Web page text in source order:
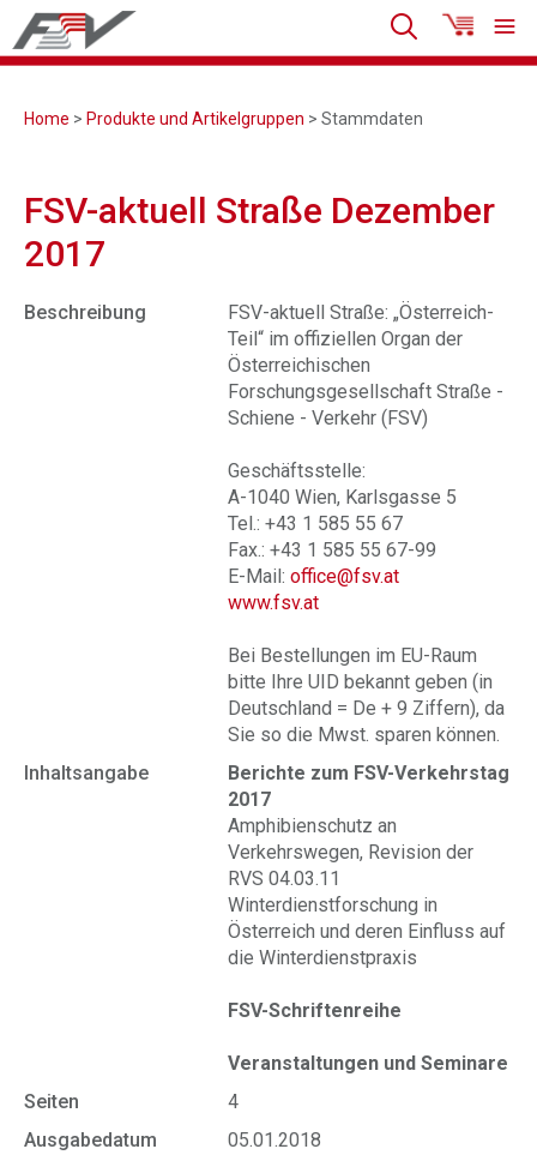
Home > Produkte und Artikelgruppen > Stammdaten
FSV-aktuell Straße Dezember
2017
Beschreibung
FSV-aktuell Straße: „Österreich-
Teil“ im offiziellen Organ der
Österreichischen
Forschungsgesellschaft Straße -
Schiene - Verkehr (FSV)
Geschäftsstelle:
A-1040 Wien, Karlsgasse 5
Tel.: +43 1 585 55 67
Fax.: +43 1 585 55 67-99
E-Mail: office@fsv.at
www.fsv.at
Bei Bestellungen im EU-Raum
bitte Ihre UID bekannt geben (in
Deutschland = De + 9 Ziffern), da
Sie so die Mwst. sparen können.
Inhaltsangabe
Berichte zum FSV-Verkehrstag
2017
Amphibienschutz an
Verkehrswegen, Revision der
RVS 04.03.11
Winterdienstforschung in
Österreich und deren Einfluss auf
die Winterdienstpraxis
FSV-Schriftenreihe
Veranstaltungen und Seminare
Seiten
4
Ausgabedatum
05.01.2018